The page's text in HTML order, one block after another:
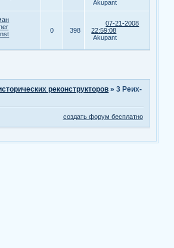
Akupant
0 398
07-21-2008
22:59:08
Akupant
реконструкторов »3 Реих-
создать форум бесплатно